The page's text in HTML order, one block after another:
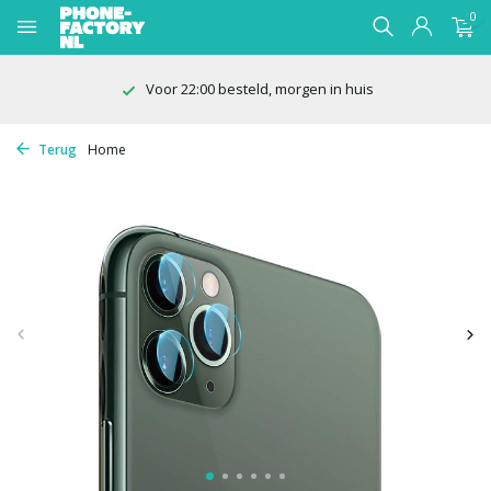
0
Voor 22:00 besteld, morgen in huis
Terug Home